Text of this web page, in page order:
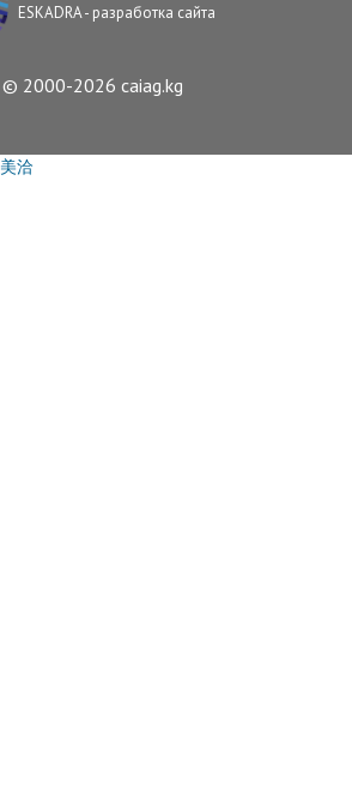
ESKADRA - разработка сайта
© 2000-2026 caiag.kg
美洽